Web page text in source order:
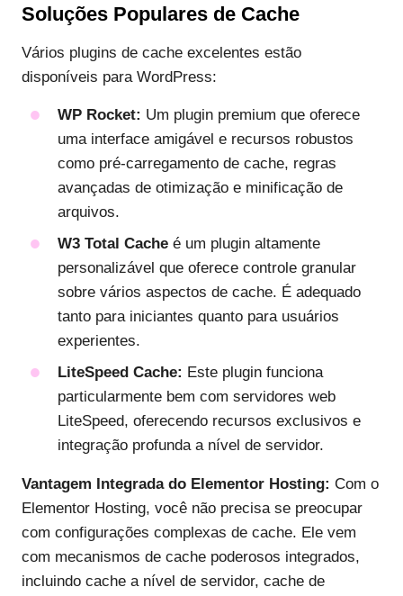
Soluções Populares de Cache
Vários plugins de cache excelentes estão
disponíveis para WordPress:
WP Rocket: Um plugin premium que oferece
uma interface amigável e recursos robustos
como pré-carregamento de cache, regras
avançadas de otimização e minificação de
arquivos.
W3 Total Cache é um plugin altamente
personalizável que oferece controle granular
sobre vários aspectos de cache. É adequado
tanto para iniciantes quanto para usuários
experientes.
LiteSpeed Cache: Este plugin funciona
particularmente bem com servidores web
LiteSpeed, oferecendo recursos exclusivos e
integração profunda a nível de servidor.
Vantagem Integrada do Elementor Hosting: Com o
Elementor Hosting, você não precisa se preocupar
com configurações complexas de cache. Ele vem
com mecanismos de cache poderosos integrados,
incluindo cache a nível de servidor, cache de